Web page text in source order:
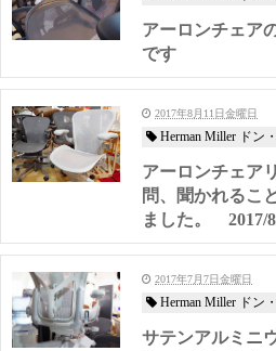
アーロンチェア
です
2017年8月11日金曜日
Herman Miller ドン
アーロンチェア
問、聞かれるこ
ました。 2017/
2017年7月7日金曜日
Herman Miller ドン
サテンアルミニ